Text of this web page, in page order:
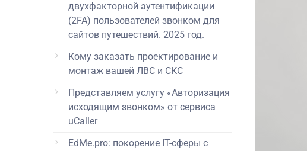
двухфакторной аутентификации
(2FA) пользователей звонком для
сайтов путешествий. 2025 год.
Кому заказать проектирование и
монтаж вашей ЛВС и СКС
Представляем услугу «Авторизация
исходящим звонком» от сервиса
uCaller
EdMe.pro: покорение IT-сферы с